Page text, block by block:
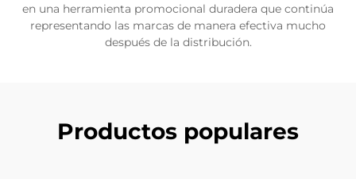
en una herramienta promocional duradera que continúa
representando las marcas de manera efectiva mucho
después de la distribución.
Productos populares